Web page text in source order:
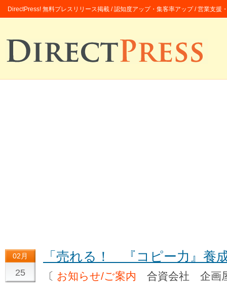
DirectPress! 無料プレスリリース掲載 / 認知度アップ・集客率アップ / 営業支援
02月
25
「売れる！ 『コピー力』養
〔 お知らせ/ご案内 合資会社 企